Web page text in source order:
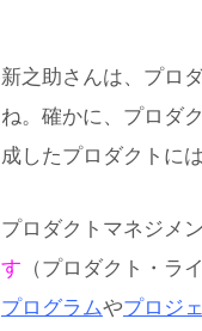
新之助さんは、プロ
ね。確かに、プロダ
成したプロダクトに
プロダクトマネジメ
す （プロダクト・ラ
プログラムやプロジ